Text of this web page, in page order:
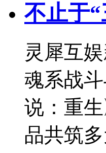
不止于
灵犀互
魂系战
说：重
品共筑